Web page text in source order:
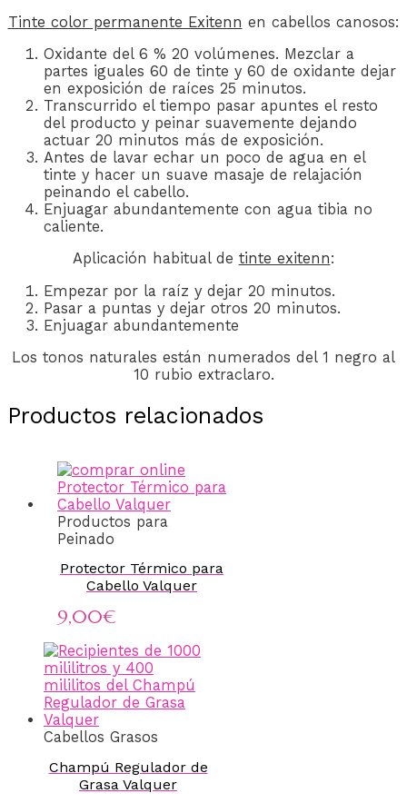
Tinte color permanente Exitenn en cabellos canosos:
Oxidante del 6 % 20 volúmenes. Mezclar a
partes iguales 60 de tinte y 60 de oxidante dejar
en exposición de raíces 25 minutos.
Transcurrido el tiempo pasar apuntes el resto
del producto y peinar suavemente dejando
actuar 20 minutos más de exposición.
Antes de lavar echar un poco de agua en el
tinte y hacer un suave masaje de relajación
peinando el cabello.
Enjuagar abundantemente con agua tibia no
caliente.
Aplicación habitual de tinte exitenn:
Empezar por la raíz y dejar 20 minutos.
Pasar a puntas y dejar otros 20 minutos.
Enjuagar abundantemente
Los tonos naturales están numerados del 1 negro al
10 rubio extraclaro.
Productos relacionados
Productos para
Peinado
Protector Térmico para
Cabello Valquer
9,00€
Cabellos Grasos
Champú Regulador de
Grasa Valquer